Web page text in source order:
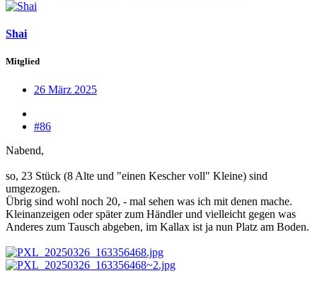
Shai
Mitglied
26 März 2025
#86
Nabend,
so, 23 Stück (8 Alte und "einen Kescher voll" Kleine) sind
umgezogen.
Übrig sind wohl noch 20, - mal sehen was ich mit denen mache.
Kleinanzeigen oder später zum Händler und vielleicht gegen was
Anderes zum Tausch abgeben, im Kallax ist ja nun Platz am Boden.